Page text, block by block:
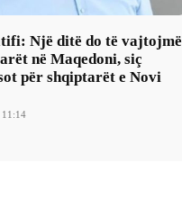
Një ditë do të vajtojmë
në Maqedoni, siç
për shqiptarët e Novi
11:14